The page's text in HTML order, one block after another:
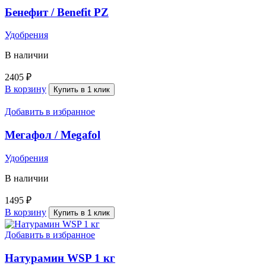
Бенефит / Benefit PZ
Удобрения
В наличии
2405 ₽
В корзину
Купить в 1 клик
Добавить в избранное
Мегафол / Megafol
Удобрения
В наличии
1495 ₽
В корзину
Купить в 1 клик
Добавить в избранное
Натурамин WSP 1 кг